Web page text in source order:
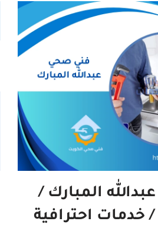
المبارك /
99439496 / خدمات احترافية